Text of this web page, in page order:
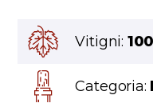
Vitigni:
Categoria: